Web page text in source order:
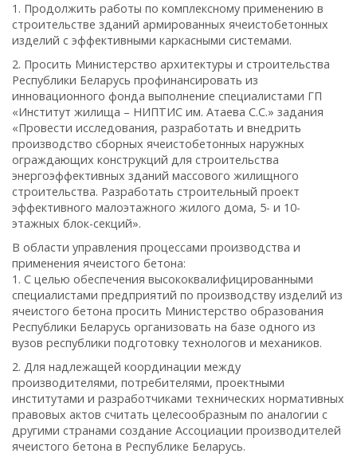
1. Продолжить работы по комплексному применению в
строительстве зданий армированных ячеистобетонных
изделий с эффективными каркасными системами.
2. Просить Министерство архитектуры и строительства
Республики Беларусь профинансировать из
инновационного фонда выполнение специалистами ГП
«Институт жилища – НИПТИС им. Атаева С.С.» задания
«Провести исследования, разработать и внедрить
производство сборных ячеистобетонных наружных
ограждающих конструкций для строительства
энергоэффективных зданий массового жилищного
строительства. Разработать строительный проект
эффективного малоэтажного жилого дома, 5- и 10-
этажных блок-секций».
В области управления процессами производства и
применения ячеистого бетона:
1. С целью обеспечения высококвалифицированными
специалистами предприятий по производству изделий из
ячеистого бетона просить Министерство образования
Республики Беларусь организовать на базе одного из
вузов республики подготовку технологов и механиков.
2. Для надлежащей координации между
производителями, потребителями, проектными
институтами и разработчиками технических нормативных
правовых актов считать целесообразным по аналогии с
другими странами создание Ассоциации производителей
ячеистого бетона в Республике Беларусь.